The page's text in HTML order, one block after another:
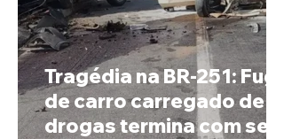
Tragédia na BR-251: Fuga
de carro carregado de
drogas termina com sete